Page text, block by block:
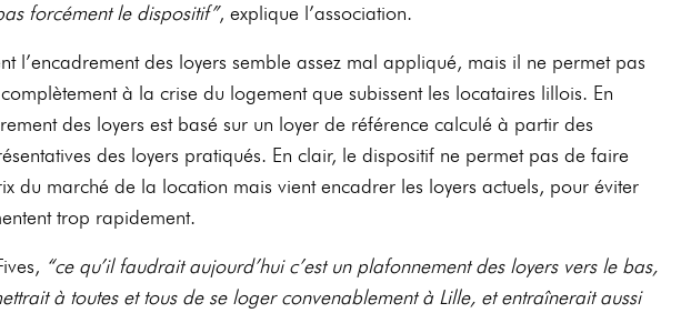
forcément le dispositif”, explique l’association.
l’encadrement des loyers semble assez mal appliqué, mais il ne permet pas
à la crise du logement que subissent les locataires lillois. En
des loyers est basé sur un loyer de référence calculé à partir des
des loyers pratiqués. En clair, le dispositif ne permet pas de faire
du marché de la location mais vient encadrer les loyers actuels, pour éviter
trop rapidement.
“ce qu’il faudrait aujourd’hui c’est un plafonnement des loyers vers le bas,
à toutes et tous de se loger convenablement à Lille, et entraînerait aussi